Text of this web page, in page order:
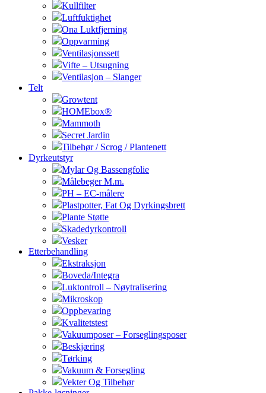
Kullfilter
Luftfuktighet
Ona Luktfjerning
Oppvarming
Ventilasjonssett
Vifte – Utsugning
Ventilasjon – Slanger
Telt
Growtent
HOMEbox®
Mammoth
Secret Jardin
Tilbehør / Scrog / Plantenett
Dyrkeutstyr
Mylar Og Bassengfolie
Målebeger M.m.
PH – EC-målere
Plastpotter, Fat Og Dyrkingsbrett
Plante Støtte
Skadedyrkontroll
Vesker
Etterbehandling
Ekstraksjon
Boveda/Integra
Luktontroll – Nøytralisering
Mikroskop
Oppbevaring
Kvalitetstest
Vakuumposer – Forseglingsposer
Beskjæring
Tørking
Vakuum & Forsegling
Vekter Og Tilbehør